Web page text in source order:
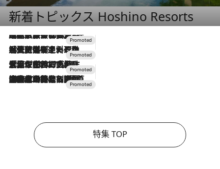
新着トピックス Hoshino Resorts
2026.7.31
【ホテル帰省】という選択肢をOMOが提案。家族とほどよい距離を保つには「昼は実家、夜は気兼ねなくホテルで！」
2026.7.24
【夏限定ディナーコース】旬を迎える稚鮎や花ズッキーニなどをイタリア・トスカーナの郷土料理の手法で満喫！
2026.7.17
「土佐和ハーブかき氷」がOMO7高知に登場！生姜、山椒、大葉など目にも舌にも涼を呼ぶ郷土の味
2026.7.10
NEW OPEN！【界 草津】名湯の地に誕生。趣の異なる2種の温泉と上州ならではの会席・蕎麦割烹など美食を味わう究極の癒やし旅
特集 TOP